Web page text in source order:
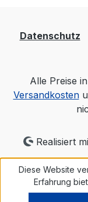
Datenschutz
Alle Preise
Versandkosten
Realisiert
Diese Website
Erfahrung